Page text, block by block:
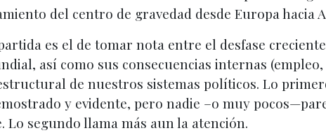
del centro de gravedad desde Europa
es el de tomar nota entre el desfase
así como sus consecuencias internas
de nuestros sistemas políticos. Lo
y evidente, pero nadie –o muy
Lo segundo llama más aun la atención.